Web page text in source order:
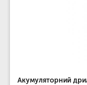
Акумуляторний